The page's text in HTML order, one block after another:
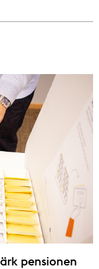
pensionen